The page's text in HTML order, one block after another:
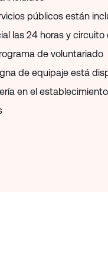
públicos están
las 24 horas y circuito
de voluntariado
de equipaje está
en el